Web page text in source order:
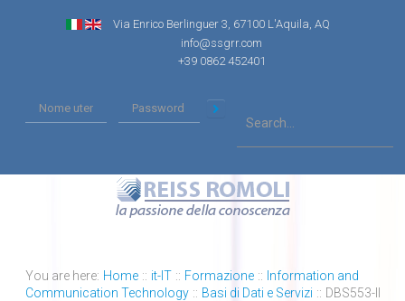
Via Enrico Berlinguer 3, 67100 L'Aquila, AQ
info@ssgrr.com
+39 0862 452401
You are here: Home :: it-IT :: Formazione :: Information and
Communication Technology :: Basi di Dati e Servizi :: DBS553-Il